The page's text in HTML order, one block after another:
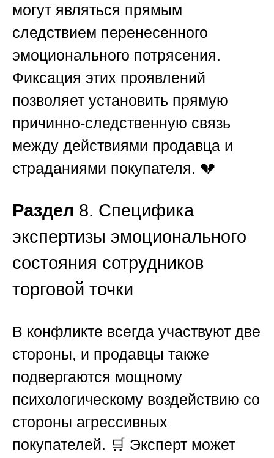
могут являться прямым
следствием перенесенного
эмоционального потрясения.
Фиксация этих проявлений
позволяет установить прямую
причинно-следственную связь
между действиями продавца и
страданиями покупателя. 💔
Раздел 8. Специфика
экспертизы эмоционального
состояния сотрудников
торговой точки
В конфликте всегда участвуют две
стороны, и продавцы также
подвергаются мощному
психологическому воздействию со
стороны агрессивных
покупателей. 🛒 Эксперт может